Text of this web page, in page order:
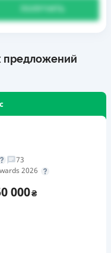
предложений
73
2026
000₴